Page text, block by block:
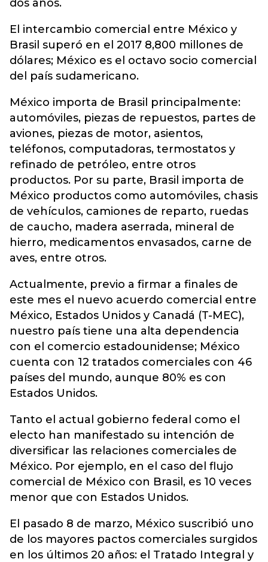
dos años.
El intercambio comercial entre México y
Brasil superó en el 2017 8,800 millones de
dólares; México es el octavo socio comercial
del país sudamericano.
México importa de Brasil principalmente:
automóviles, piezas de repuestos, partes de
aviones, piezas de motor, asientos,
teléfonos, computadoras, termostatos y
refinado de petróleo, entre otros
productos. Por su parte, Brasil importa de
México productos como automóviles, chasis
de vehículos, camiones de reparto, ruedas
de caucho, madera aserrada, mineral de
hierro, medicamentos envasados, carne de
aves, entre otros.
Actualmente, previo a firmar a finales de
este mes el nuevo acuerdo comercial entre
México, Estados Unidos y Canadá (T-MEC),
nuestro país tiene una alta dependencia
con el comercio estadounidense; México
cuenta con 12 tratados comerciales con 46
países del mundo, aunque 80% es con
Estados Unidos.
Tanto el actual gobierno federal como el
electo han manifestado su intención de
diversificar las relaciones comerciales de
México. Por ejemplo, en el caso del flujo
comercial de México con Brasil, es 10 veces
menor que con Estados Unidos.
El pasado 8 de marzo, México suscribió uno
de los mayores pactos comerciales surgidos
en los últimos 20 años: el Tratado Integral y